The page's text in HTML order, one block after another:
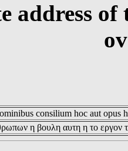
address
consilium hoc aut opus
η βουλη αυτη η το εργον